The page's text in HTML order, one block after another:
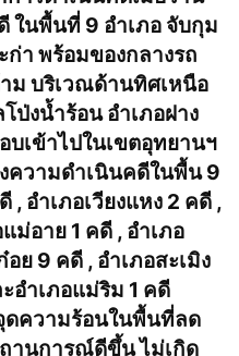
ในพื้นที่ 9 อำเภอ จับกุม
ก่า พร้อมของกลางรถ
ม บริเวณด้านทิศเหนือ
ป่งน้ำร้อน อำเภอฝาง
เข้าไปในเขตอุทยานฯ
ความดำเนินคดีในพื้น 9
, อำเภอเวียงแหง 2 คดี ,
ม่อาย 1 คดี , อำเภอ
ย 9 คดี , อำเภอสะเมิง
อำเภอแม่ริม 1 คดี
ความร้อนในพื้นที่ลด
านการณ์ดีขึ้น ไม่เกิด